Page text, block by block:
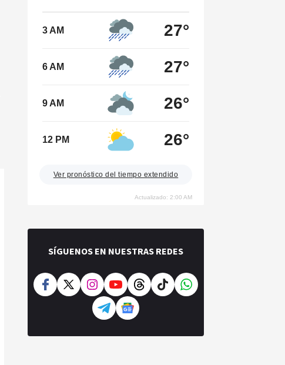
3 AM 27°
6 AM 27°
9 AM 26°
12 PM 26°
Ver pronóstico del tiempo extendido
Actualizado: 2:00 AM
SÍGUENOS EN NUESTRAS REDES